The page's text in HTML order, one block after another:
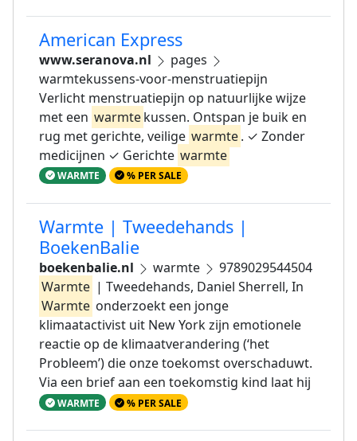
American Express
www.seranova.nl
pages
warmtekussens-voor-menstruatiepijn
Verlicht menstruatiepijn op natuurlijke wijze
met een warmtekussen. Ontspan je buik en
rug met gerichte, veilige warmte. ✓ Zonder
medicijnen ✓ Gerichte warmte
WARMTE % PER SALE
Warmte | Tweedehands |
BoekenBalie
boekenbalie.nl warmte
9789029544504
Warmte | Tweedehands, Daniel Sherrell, In
Warmte onderzoekt een jonge
klimaatactivist uit New York zijn emotionele
reactie op de klimaatverandering (‘het
Probleem’) die onze toekomst overschaduwt.
Via een brief aan een toekomstig kind laat hij
WARMTE % PER SALE